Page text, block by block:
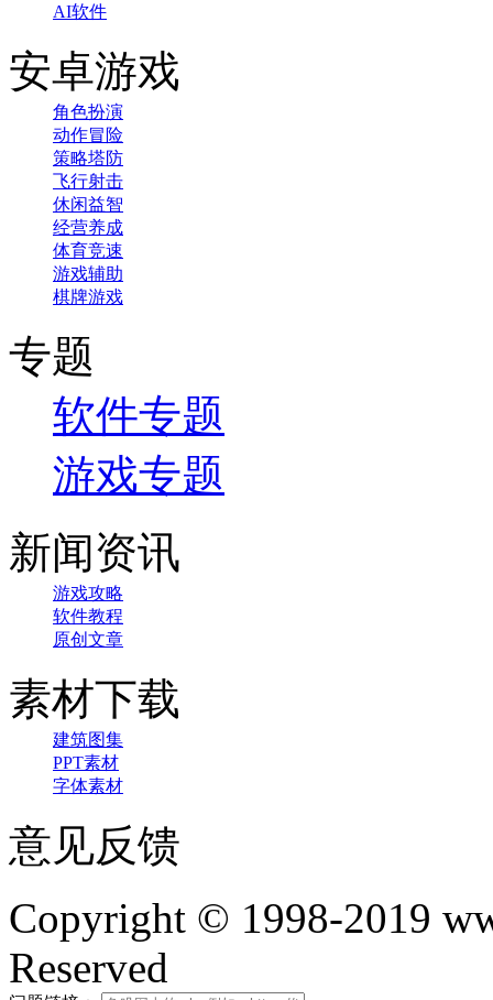
AI软件
安卓游戏
角色扮演
动作冒险
策略塔防
飞行射击
休闲益智
经营养成
体育竞速
游戏辅助
棋牌游戏
专题
软件专题
游戏专题
新闻资讯
游戏攻略
软件教程
原创文章
素材下载
建筑图集
PPT素材
字体素材
意见反馈
Copyright © 1998-2019
Reserved